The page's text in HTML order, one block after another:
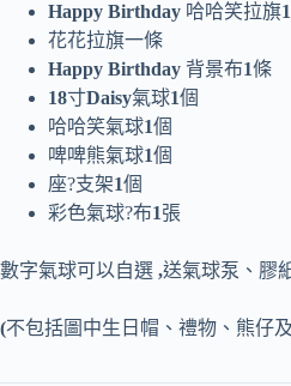
Happy Birthday 哈哈笑拉旗1
花花拉旗一條
Happy Birthday 背景布1條
18寸Daisy氣球1個
哈哈笑氣球1個
啤啤熊氣球1個
座?支架1個
彩色氣球?布1張
數字氣球可以自選 ,送氣球泵、膠
(不包括圖中生日帽、禮物、熊仔